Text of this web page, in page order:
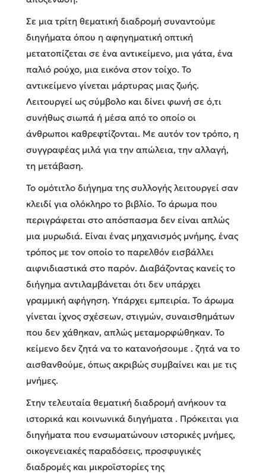
Σε μια τρίτη θεματική διαδρομή συναντούμε
διηγήματα όπου η αφηγηματική οπτική
μετατοπίζεται σε ένα αντικείμενο, μια γάτα, ένα
παλιό ρούχο, μια εικόνα στον τοίχο. Το
αντικείμενο γίνεται μάρτυρας μιας ζωής.
Λειτουργεί ως σύμβολο και δίνει φωνή σε ό,τι
συνήθως σιωπά ή μέσα από το οποίο οι
άνθρωποι καθρεφτίζονται. Με αυτόν τον τρόπο, η
συγγραφέας μιλά για την απώλεια, την αλλαγή,
τη μετάβαση.
Το ομότιτλο διήγημα της συλλογής λειτουργεί σαν
κλειδί για ολόκληρο το βιβλίο. Το άρωμα που
περιγράφεται στο απόσπασμα δεν είναι απλώς
μια μυρωδιά. Είναι ένας μηχανισμός μνήμης, ένας
τρόπος με τον οποίο το παρελθόν εισβάλλει
αιφνιδιαστικά στο παρόν. Διαβάζοντας κανείς το
διήγημα αντιλαμβάνεται ότι δεν υπάρχει
γραμμική αφήγηση. Υπάρχει εμπειρία. Το άρωμα
γίνεται ίχνος σχέσεων, στιγμών, συναισθημάτων
που δεν χάθηκαν, απλώς μεταμορφώθηκαν. Το
κείμενο δεν ζητά να το κατανοήσουμε . ζητά να το
αισθανθούμε, όπως ακριβώς συμβαίνει και με τις
μνήμες.
Στην τελευταία θεματική διαδρομή ανήκουν τα
ιστορικά και κοινωνικά διηγήματα . Πρόκειται για
διηγήματα που ενσωματώνουν ιστορικές μνήμες,
οικογενειακές παραδόσεις, προσφυγικές
διαδρομές και μικροϊστορίες της